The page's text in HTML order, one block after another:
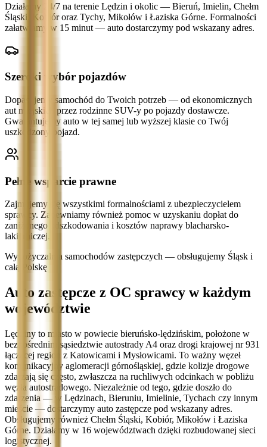
Działamy 24/7 na terenie Lędzin i okolic — Bieruń, Imielin, Chełm
Śląski, Kobiór oraz Tychy, Mikołów i Łaziska Górne. Formalności
załatwiamy w 15 minut — auto dostarczymy pod wskazany adres.
Szeroki wybór pojazdów
Dopasujemy samochód do Twoich potrzeb — od ekonomicznych
aut miejskich przez rodzinne SUV-y po pojazdy dostawcze.
Gwarantujemy auto w tej samej lub wyższej klasie co Twój
uszkodzony pojazd.
Pełne wsparcie prawne
Zajmujemy się wszystkimi formalnościami z ubezpieczycielem
sprawcy. Zapewniamy również pomoc w uzyskaniu dopłat do
zaniżonego odszkodowania i kosztów naprawy blacharsko-
lakierniczej.
Wypożyczalnia samochodów zastępczych — obsługujemy Śląsk i
całą Polskę
Auto zastępcze z OC sprawcy w każdym
województwie
Lędziny to miasto w powiecie bieruńsko-lędzińskim, położone w
bezpośrednim sąsiedztwie autostrady A4 oraz drogi krajowej nr 931
łączącej region z Katowicami i Mysłowicami. To ważny węzeł
komunikacyjny aglomeracji górnośląskiej, gdzie kolizje drogowe
zdarzają się często, zwłaszcza na ruchliwych odcinkach w pobliżu
węzła autostradowego. Niezależnie od tego, gdzie doszło do
zdarzenia — w Lędzinach, Bieruniu, Imielinie, Tychach czy innym
mieście — dostarczymy auto zastępcze pod wskazany adres.
Obsługujemy również Chełm Śląski, Kobiór, Mikołów i Łaziska
Górne. Działamy w 16 województwach dzięki rozbudowanej sieci
logistycznej.